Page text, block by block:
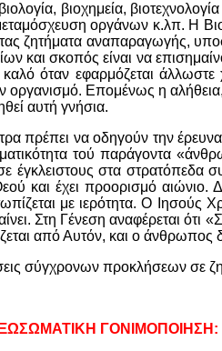
βιοχημεία,
οργάνων κ.λπ. Η
ζητήματα αναπαραγωγής,
και σκοπός είναι να
καλό όταν εφαρμόζεται
οργανισμό. Επομένως η
αυτή γνήσια.
πρέπει να οδηγούν την
τού παράγοντα
έγκλειστους στα
και έχει προορισμό
με ιερότητα. Ο
Στη Γένεση αναφέρεται ότι
από Αυτόν, και ο άνθρωπος
σύγχρονων προκλήσεων σε
ΓΟΝΙΜΟΠΟΙΗΣΗ: